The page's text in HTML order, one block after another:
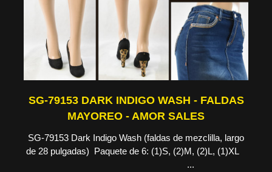
SG-79153 DARK INDIGO WASH - FALDAS
MAYOREO - AMOR SALES
SG-79153 Dark Indigo Wash (faldas de mezclilla, largo
de 28 pulgadas) Paquete de 6: (1)S, (2)M, (2)L, (1)XL
...